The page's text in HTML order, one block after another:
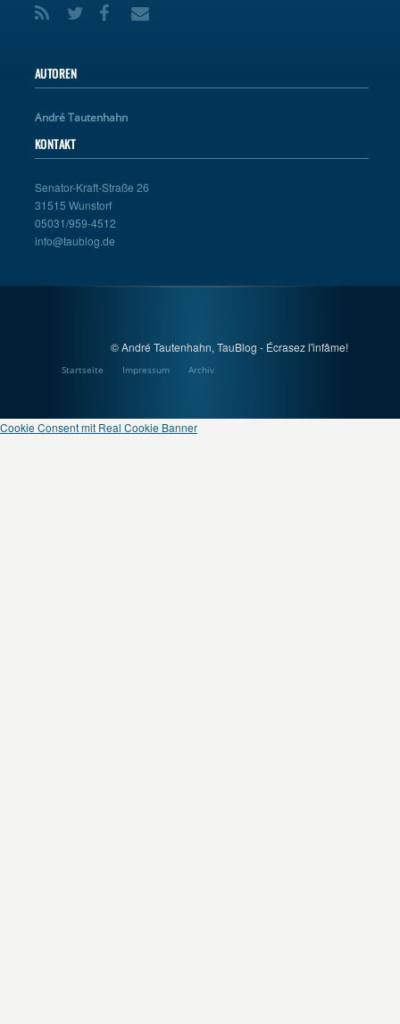
AUTOREN
André Tautenhahn
KONTAKT
Senator-Kraft-Straße 26
31515 Wunstorf
05031/959-4512
info@taublog.de
© André Tautenhahn, TauBlog - Écrasez l'infâme!
Startseite Impressum Archiv
Cookie Consent mit Real Cookie Banner